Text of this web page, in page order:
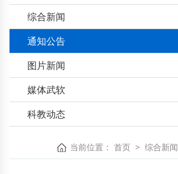
综合新闻
通知公告
图片新闻
媒体武软
科教动态
当前位置： 首页 > 综合新闻